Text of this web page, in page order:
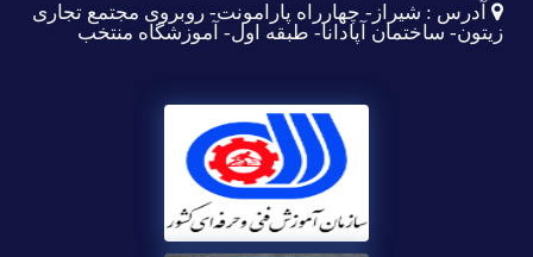
آدرس : شیراز- چهارراه پارامونت- روبروی مجتمع تجاری
زیتون- ساختمان آپادانا- طبقه اول- آموزشگاه منتخب